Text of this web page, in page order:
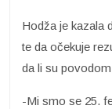
Hodža je kazala
te da očekuje
da li su
-Mi smo se 25.